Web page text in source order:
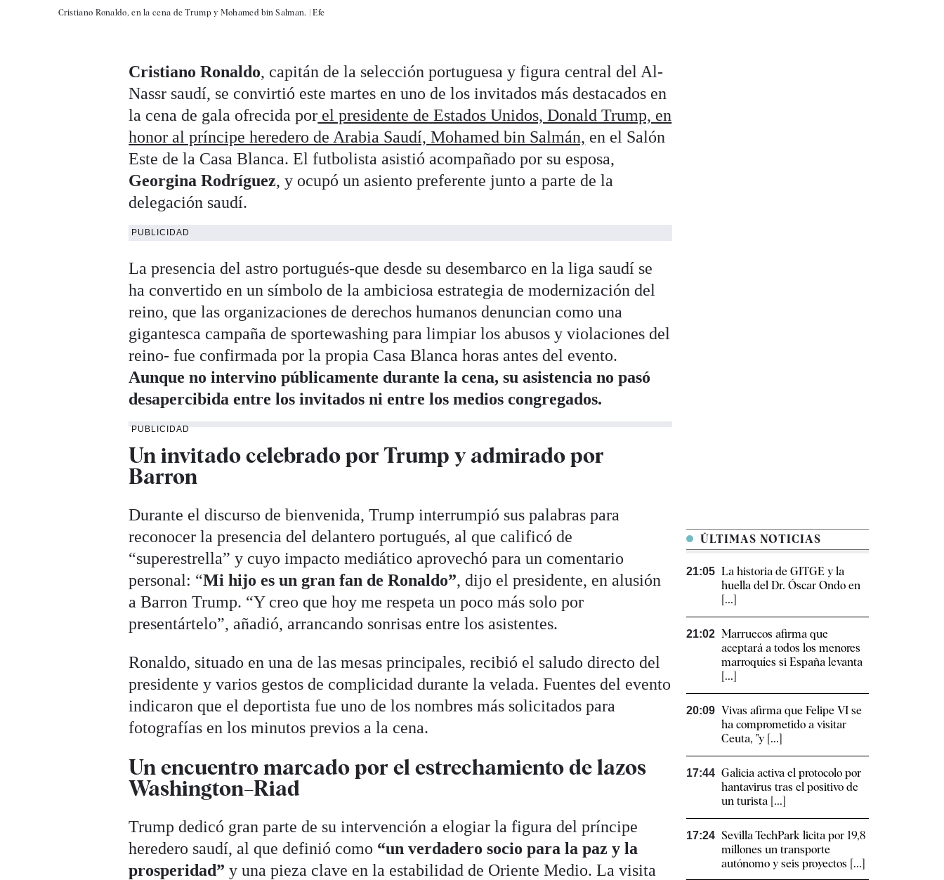
Cristiano Ronaldo, en la cena de Trump y Mohamed bin Salman. |Efe
Cristiano Ronaldo, capitán de la selección portuguesa y figura central del Al-
Nassr saudí, se convirtió este martes en uno de los invitados más destacados en
la cena de gala ofrecida por el presidente de Estados Unidos, Donald Trump, en
honor al príncipe heredero de Arabia Saudí, Mohamed bin Salmán, en el Salón
Este de la Casa Blanca. El futbolista asistió acompañado por su esposa,
Georgina Rodríguez, y ocupó un asiento preferente junto a parte de la
delegación saudí.
PUBLICIDAD
La presencia del astro portugués-que desde su desembarco en la liga saudí se
ha convertido en un símbolo de la ambiciosa estrategia de modernización del
reino, que las organizaciones de derechos humanos denuncian como una
gigantesca campaña de sportewashing para limpiar los abusos y violaciones del
reino- fue confirmada por la propia Casa Blanca horas antes del evento.
Aunque no intervino públicamente durante la cena, su asistencia no pasó
desapercibida entre los invitados ni entre los medios congregados.
PUBLICIDAD
Un invitado celebrado por Trump y admirado por
Barron
Durante el discurso de bienvenida, Trump interrumpió sus palabras para
reconocer la presencia del delantero portugués, al que calificó de
“superestrella” y cuyo impacto mediático aprovechó para un comentario
personal: “Mi hijo es un gran fan de Ronaldo”, dijo el presidente, en alusión
a Barron Trump. “Y creo que hoy me respeta un poco más solo por
presentártelo”, añadió, arrancando sonrisas entre los asistentes.
Ronaldo, situado en una de las mesas principales, recibió el saludo directo del
presidente y varios gestos de complicidad durante la velada. Fuentes del evento
indicaron que el deportista fue uno de los nombres más solicitados para
fotografías en los minutos previos a la cena.
Un encuentro marcado por el estrechamiento de lazos
Washington–Riad
Trump dedicó gran parte de su intervención a elogiar la figura del príncipe
heredero saudí, al que definió como “un verdadero socio para la paz y la
prosperidad” y una pieza clave en la estabilidad de Oriente Medio. La visita
ÚLTIMAS NOTICIAS
21:05 La historia de GITGE y la
huella del Dr. Óscar Ondo en
[...]
21:02 Marruecos afirma que
aceptará a todos los menores
marroquíes si España levanta
[...]
20:09 Vivas afirma que Felipe VI se
ha comprometido a visitar
Ceuta, "y [...]
17:44 Galicia activa el protocolo por
hantavirus tras el positivo de
un turista [...]
17:24 Sevilla TechPark licita por 19,8
millones un transporte
autónomo y seis proyectos [...]